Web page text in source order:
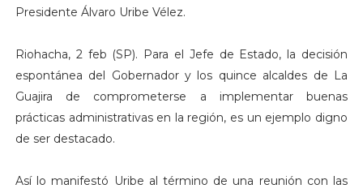
Presidente Álvaro Uribe Vélez.
Riohacha, 2 feb (SP). Para el Jefe de Estado, la decisión
espontánea del Gobernador y los quince alcaldes de La
Guajira de comprometerse a implementar buenas
prácticas administrativas en la región, es un ejemplo digno
de ser destacado.
Así lo manifestó Uribe al término de una reunión con las